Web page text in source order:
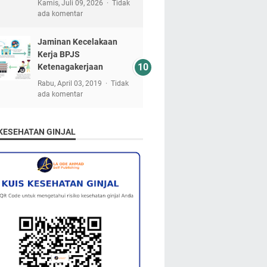
Kamis, Juli 09, 2026
Tidak
ada komentar
Jaminan Kecelakaan
Kerja BPJS
Ketenagakerjaan
Rabu, April 03, 2019
Tidak
ada komentar
GINJAL